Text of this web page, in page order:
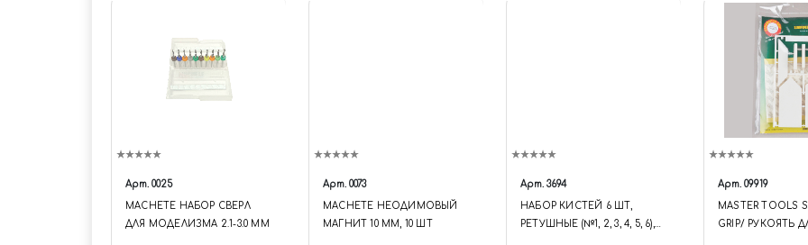
Арт. 0025
MACHETE НАБОР СВЕРЛ
ДЛЯ МОДЕЛИЗМА 2.1-3.0 ММ
Арт. 0073
MACHETE НЕОДИМОВЫЙ
МАГНИТ 10 ММ, 10 ШТ
Арт. 3694
НАБОР КИСТЕЙ 6 ШТ,
РЕТУШНЫЕ (№1, 2, 3, 4, 5, 6),
Арт. 09919
MASTER TOOLS
GRIP/ РУКОЯТЬ